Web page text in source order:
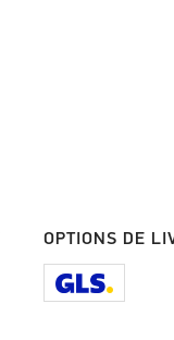
OPTIONS DE